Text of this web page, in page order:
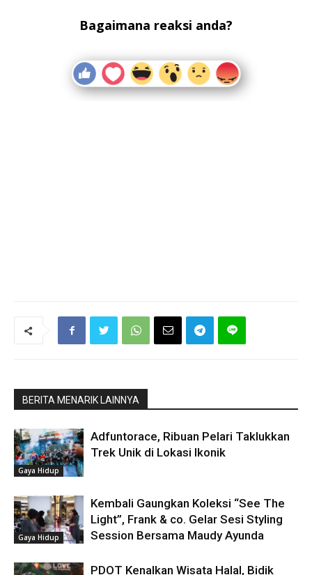
Bagaimana reaksi anda?
BERITA MENARIK LAINNYA
Gaya Hidup
Adfuntorace, Ribuan Pelari Taklukkan
Trek Unik di Lokasi Ikonik
Gaya Hidup
Kembali Gaungkan Koleksi “See The
Light”, Frank & co. Gelar Sesi Styling
Session Bersama Maudy Ayunda
PDOT Kenalkan Wisata Halal, Bidik